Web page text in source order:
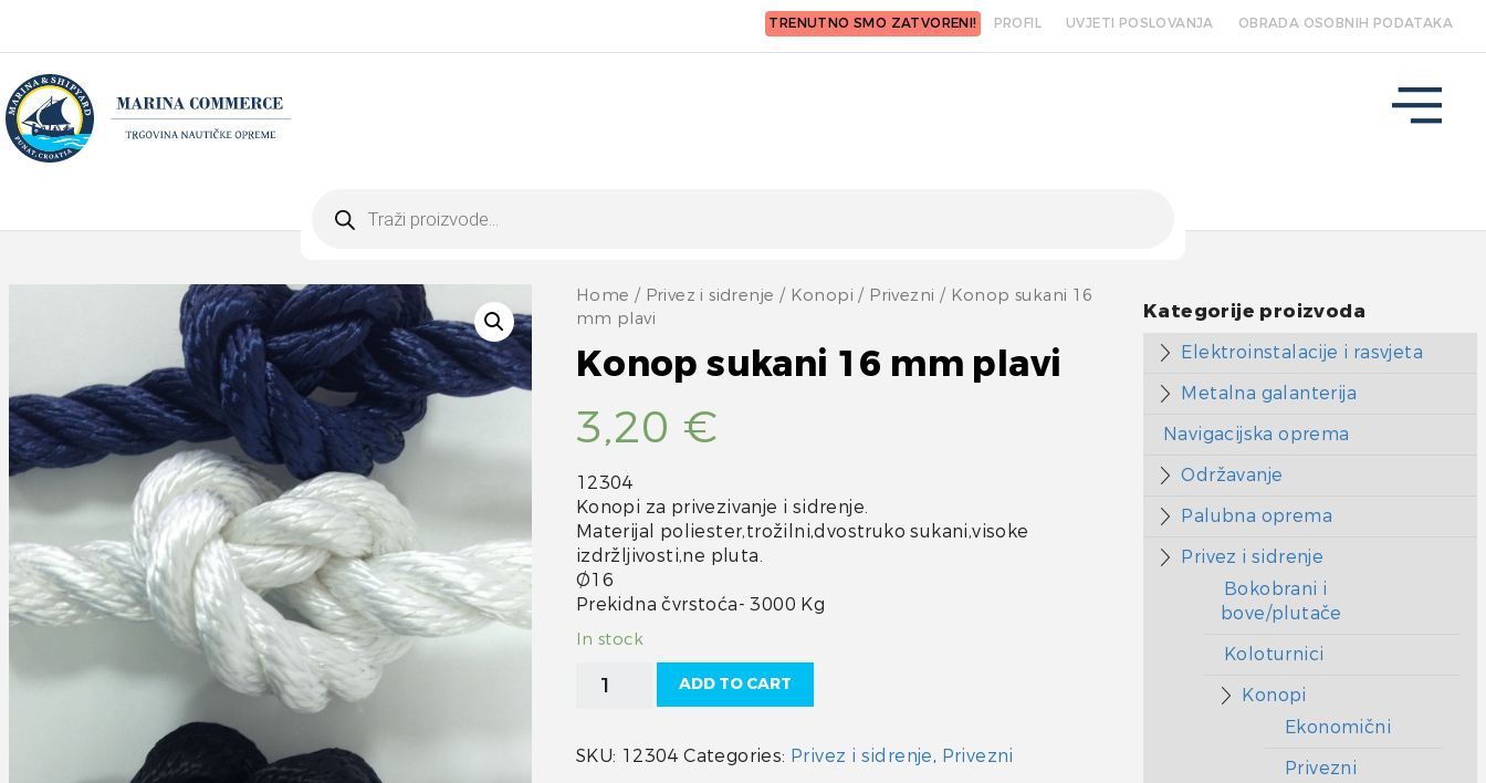
TRENUTNO SMO ZATVORENI! PROFIL UVJETI POSLOVANJA OBRADA OSOBNIH PODATAKA
search
Home / Privez i sidrenje / Konopi / Privezni / Konop sukani 16
mm plavi
Konop sukani 16 mm plavi
3,20 €
12304
Konopi za privezivanje i sidrenje.
Materijal poliester,trožilni,dvostruko sukani,visoke
izdržljivosti,ne pluta.
Ø16
Prekidna čvrstoća- 3000 Kg
In stock
Konop
sukani
mm
plavi
ADD TO CART
SKU: 12304 Categories: Privez i sidrenje, Privezni
Kategorije proizvoda
Elektroinstalacije i rasvjeta
Metalna galanterija
Navigacijska oprema
Održavanje
Palubna oprema
Privez i sidrenje
Bokobrani i
bove/plutače
Koloturnici
Konopi
Ekonomični
Privezni